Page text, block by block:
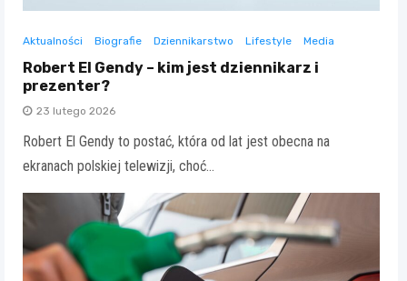
Aktualności Biografie Dziennikarstwo Lifestyle Media
Robert El Gendy – kim jest dziennikarz i
prezenter?
23 lutego 2026
Robert El Gendy to postać, która od lat jest obecna na
ekranach polskiej telewizji, choć…